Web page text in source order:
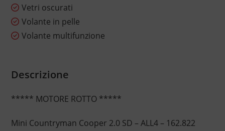
Vetri oscurati
Volante in pelle
Volante multifunzione
Descrizione
***** MOTORE ROTTO *****
Mini Countryman Cooper 2.0 SD – ALL4 – 162.822